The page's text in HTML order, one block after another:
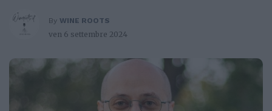
By WINE ROOTS
ven 6 settembre 2024